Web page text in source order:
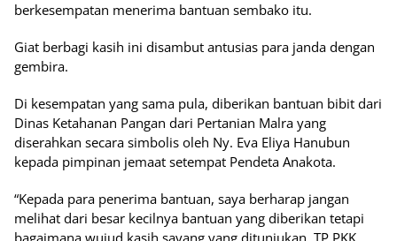
berkesempatan menerima bantuan sembako itu.
Giat berbagi kasih ini disambut antusias para janda dengan
gembira.
Di kesempatan yang sama pula, diberikan bantuan bibit dari
Dinas Ketahanan Pangan dari Pertanian Malra yang
diserahkan secara simbolis oleh Ny. Eva Eliya Hanubun
kepada pimpinan jemaat setempat Pendeta Anakota.
“Kepada para penerima bantuan, saya berharap jangan
melihat dari besar kecilnya bantuan yang diberikan tetapi
bagaimana wujud kasih sayang yang ditunjukan TP PKK